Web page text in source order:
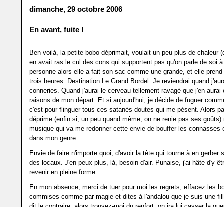
dimanche, 29 octobre 2006
En avant, fuite !
Ben voilà, la petite bobo déprimait, voulait un peu plus de chaleur
en avait ras le cul des cons qui supportent pas qu'on parle de soi
personne alors elle a fait son sac comme une grande, et elle
trois heures. Destination Le Grand Bordel. Je reviendrai quand
conneries. Quand j'aurai le cerveau tellement ravagé que j'en aurai
raisons de mon départ. Et si aujourd'hui, je décide de fuguer
c'est pour flinguer tous ces satanés doutes qui me pèsent. Alors
déprime (enfin si, un peu quand même, on ne renie pas ses goûts)
musique qui va me redonner cette envie de bouffer les connasses
dans mon genre.
Envie de faire n'importe quoi, d'avoir la tête qui tourne à en gerber
des locaux. J'en peux plus, là, besoin d'air. Punaise, j'ai hâte d'y
revenir en pleine forme.
En mon absence, merci de tuer pour moi les regrets, effacez les
commises comme par magie et dites à l'andalou que je suis une